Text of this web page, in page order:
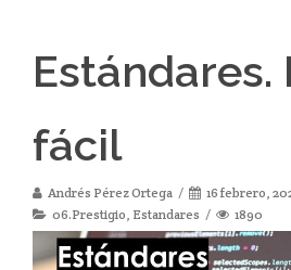
Estándares.
fácil
Andrés Pérez Ortega
16 febrero,
06.Prestigio, Estandares 1890